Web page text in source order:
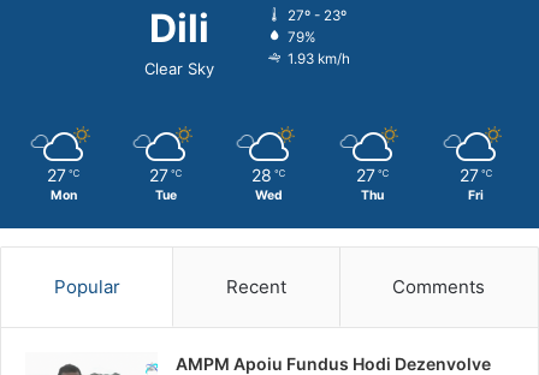
Dili
Clear Sky
27º - 23º
79%
1.93 km/h
27 ℃
Mon
27 ℃
Tue
28 ℃
Wed
27 ℃
Thu
27 ℃
Fri
Popular Recent Comments
AMPM Apoiu Fundus Hodi Dezenvolve